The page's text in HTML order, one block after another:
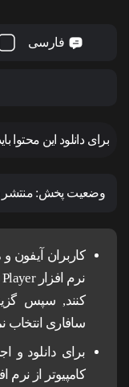
فارسی
برای دانلود این
وضعیت پخش:
کاربران آیفون
کنند, سپس
سافاری انتخاب
برای دانلود و